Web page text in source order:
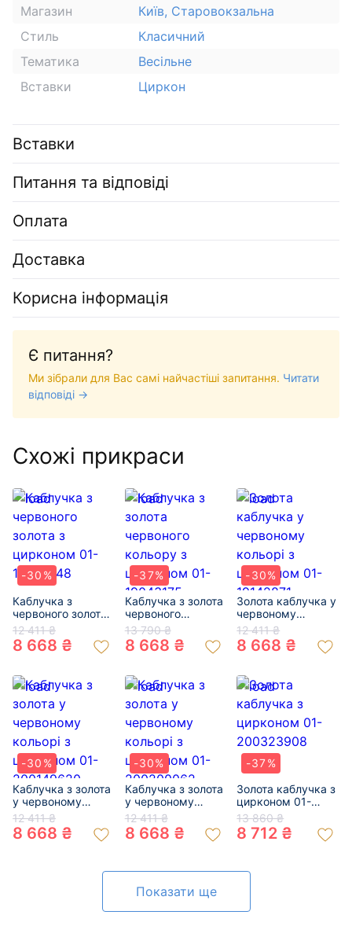
Магазин
Київ, Старовокзальна
Стиль
Класичний
Тематика
Весільне
Вставки
Циркон
Вставки
Питання та відповіді
Оплата
Доставка
Корисна інформація
Є питання?
Ми зібрали для Вас самі найчастіші запитання. Читати
відповіді →
Схожі прикраси
-30%
Каблучка з
червоного золота
з цирконом 01-
18977548
12 411 ₴
8 668 ₴
-37%
Каблучка з золота
червоного
кольору з
цирконом 01-
19043175
13 790 ₴
8 668 ₴
-30%
Золота каблучка у
червоному
кольорі з
цирконом 01-
19142871
12 411 ₴
8 668 ₴
-30%
Каблучка з золота
у червоному
кольорі з
цирконом 01-
200149620
12 411 ₴
8 668 ₴
-30%
Каблучка з золота
у червоному
кольорі з
цирконом 01-
200200062
12 411 ₴
8 668 ₴
-37%
Золота каблучка з
цирконом 01-
200323908
13 860 ₴
8 712 ₴
Показати ще